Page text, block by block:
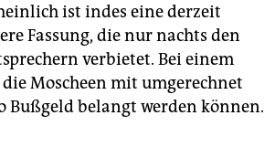
ist indes eine derzeit
Fassung, die nur nachts den
verbietet. Bei einem
Moscheen mit umgerechnet
Bußgeld belangt werden können.